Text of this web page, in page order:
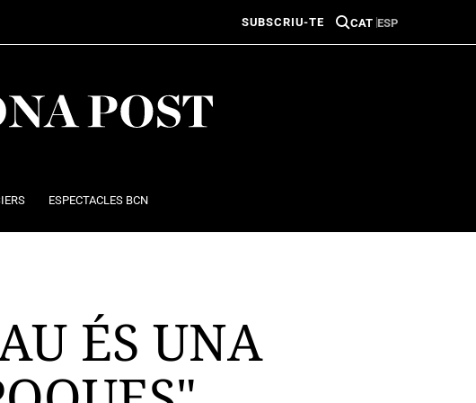
SUBSCRIU-TE CAT ESP
ESPECTACLES BCN
ÉS UNA